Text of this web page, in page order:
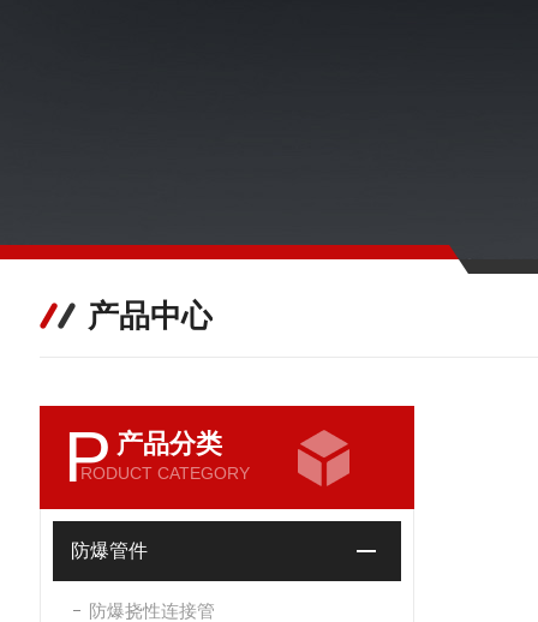
产品中心
P 产品分类
RODUCT CATEGORY
防爆管件
防爆挠性连接管